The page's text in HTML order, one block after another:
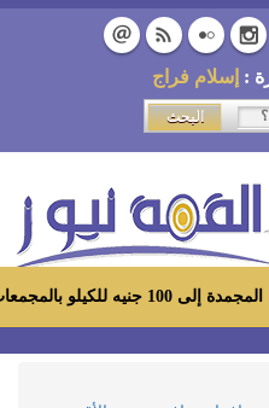
: إسلام فراج
رمضان»